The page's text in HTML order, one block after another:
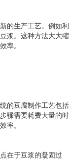
的生产工艺。例如利
浆。这种方法大大缩
率。
的豆腐制作工艺包括
骤需要耗费大量的时
率。
在于豆浆的凝固过